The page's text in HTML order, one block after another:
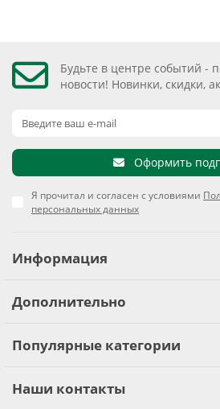
Будьте в центре событий -
новости! Новинки, скидки,
Оформить
Я прочитал и согласен с условиями
персональных данных
Информация
Дополнительно
Популярные категории
Наши контакты